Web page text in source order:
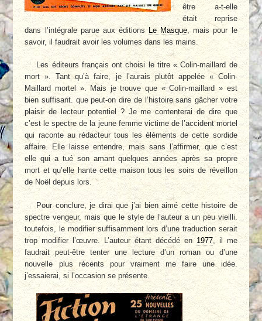
être a-t-elle
était reprise
dans l’intégrale parue aux éditionsLe Masque, mais pour le
savoir, il faudrait avoir les volumes dans les mains.
Les éditeurs français ont choisi le titre « Colin-maillard de
mort ». Tant qu’à faire, je l’aurais plutôt appelée « Colin-
Maillard mortel ». Mais je trouve que « Colin-maillard » est
bien suffisant. que peut-on dire de l’histoire sans gâcher votre
plaisir de lecteur potentiel ? Je me contenterai de dire que
c’est le spectre de la jeune femme victime de l’accident mortel
qui raconte au rédacteur tous les éléments de cette sordide
affaire. Elle laisse entendre, mais sans l’affirmer, que c’est
elle qui a tué son amant quelques années après sa propre
mort et qu’elle hante cette maison tous les soirs de réveillon
de Noël depuis lors.
Pour conclure, je dirai que j’ai bien aimé cette histoire de
spectre vengeur, mais que le style de l’auteur a un peu vieilli.
toutefois, le modifier suffisamment lors d’une traduction serait
trop modifier l’œuvre. L’auteur étant décédé en 1977, il me
faudrait peut-être tenter une lecture d’un roman ou d’une
nouvelle plus récents pour vraiment me faire une idée.
j’essaierai, si l’occasion se présente.